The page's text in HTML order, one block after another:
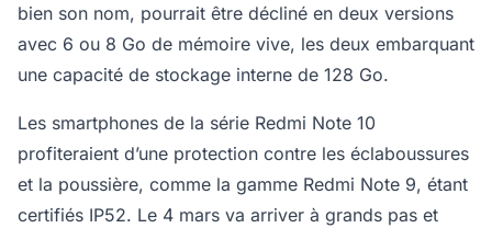
bien son nom, pourrait être décliné en deux versions
avec 6 ou 8 Go de mémoire vive, les deux embarquant
une capacité de stockage interne de 128 Go.
Les smartphones de la série Redmi Note 10
profiteraient d’une protection contre les éclaboussures
et la poussière, comme la gamme Redmi Note 9, étant
certifiés IP52. Le 4 mars va arriver à grands pas et